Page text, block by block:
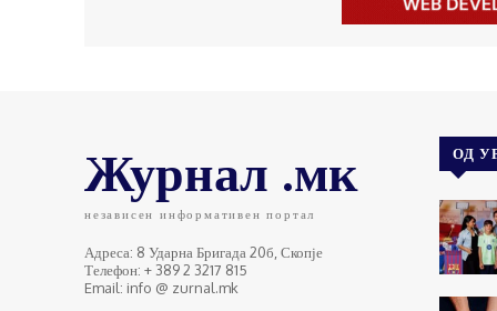
Журнал .мк
независен информативен портал
Адреса: 8 Ударна Бригада 20б, Скопје
Телефон: + 389 2 3217 815
Email: info @ zurnal.mk
ОД